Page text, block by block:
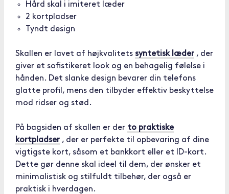
Hård skal i imiteret læder
2 kortpladser
Tyndt design
Skallen er lavet af højkvalitets syntetisk læder , der
giver et sofistikeret look og en behagelig følelse i
hånden. Det slanke design bevarer din telefons
glatte profil, mens den tilbyder effektiv beskyttelse
mod ridser og stød.
På bagsiden af skallen er der to praktiske
kortpladser , der er perfekte til opbevaring af dine
vigtigste kort, såsom et bankkort eller et ID-kort.
Dette gør denne skal ideel til dem, der ønsker et
minimalistisk og stilfuldt tilbehør, der også er
praktisk i hverdagen.